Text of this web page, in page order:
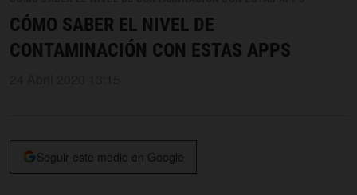
CÓMO SABER EL NIVEL DE
CONTAMINACIÓN CON ESTAS APPS
Seguir este medio en Google